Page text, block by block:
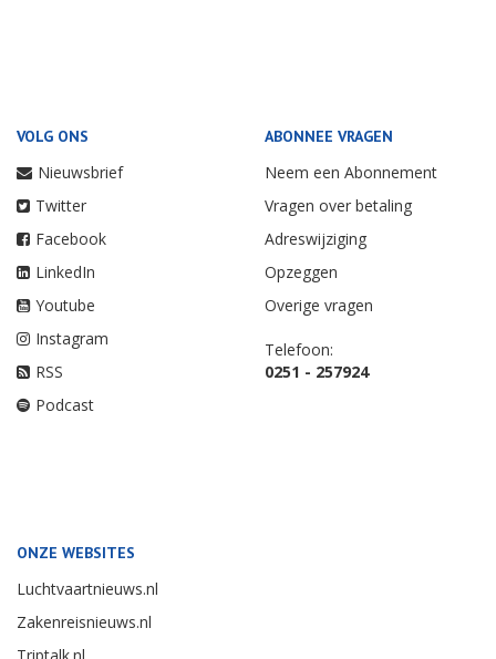
VOLG ONS
Nieuwsbrief
Twitter
Facebook
LinkedIn
Youtube
Instagram
RSS
Podcast
ABONNEE VRAGEN
Neem een Abonnement
Vragen over betaling
Adreswijziging
Opzeggen
Overige vragen
Telefoon:
0251 - 257924
ONZE WEBSITES
Luchtvaartnieuws.nl
Zakenreisnieuws.nl